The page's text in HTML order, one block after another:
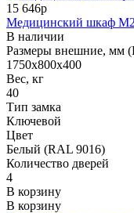
15 646р
Медицинский шкаф
В наличии
Размеры внешние, мм
1750х800х400
Вес, кг
40
Тип замка
Ключевой
Цвет
Белый (RAL 9016)
Количество дверей
4
В корзину
В корзину